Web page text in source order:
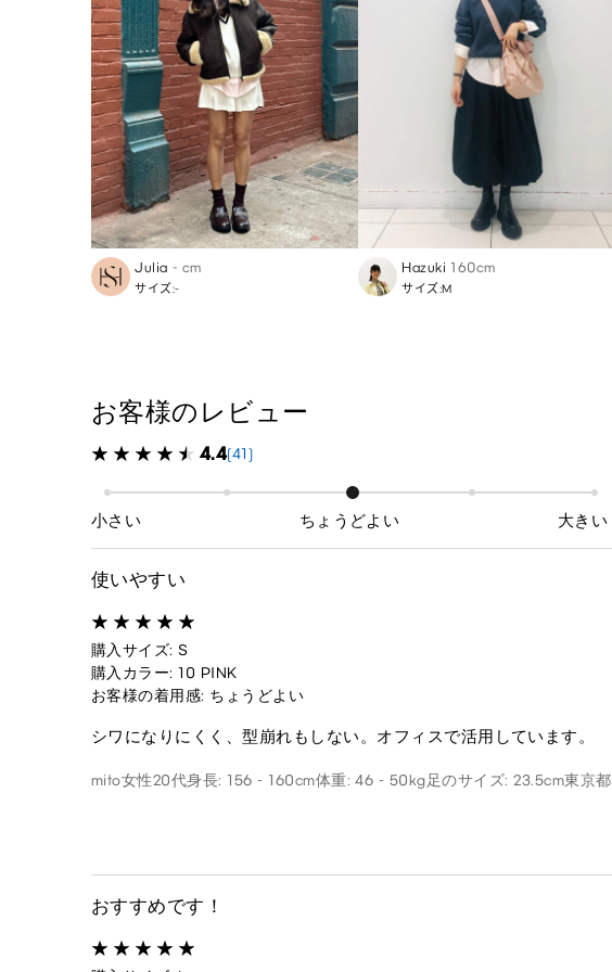
Julia - cm
サイズ:-
Hazuki 160cm
サイズ:M
お客様のレビュー
4.4(41)
小さい ちょうどよい 大きい
使いやすい
購入サイズ: S
購入カラー: 10 PINK
お客様の着用感: ちょうどよい
シワになりにくく、型崩れもしない。オフィスで活用しています。
mito女性20代身長: 156 - 160cm体重: 46 - 50kg足のサイズ: 23.5cm東京都
おすすめです！